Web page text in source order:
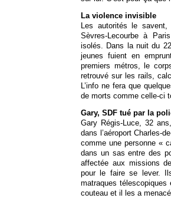
La violence invisible
Les autorités le
Sèvres-Lecourbe à
isolés. Dans la nuit du
jeunes fuient en
premiers métros, le
retrouvé sur les rails,
L’info ne fera que
de morts comme celle-ci
Gary, SDF tué par la
Gary Régis-Luce, 32
dans l’aéroport Charles-
comme une personne «
dans un sas entre des
affectée aux missions
pour le faire se lever.
matraques
couteau et il les a